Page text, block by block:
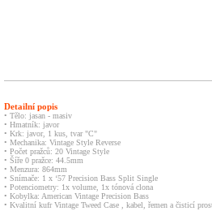
Detailní popis
• Tělo: jasan - masiv
• Hmatník: javor
• Krk: javor, 1 kus, tvar "C"
• Mechanika: Vintage Style Reverse
• Počet pražců: 20 Vintage Style
• Šíře 0 pražce: 44.5mm
• Menzura: 864mm
• Snímače: 1 x ‘57 Precision Bass Split Single
• Potenciometry: 1x volume, 1x tónová clona
• Kobylka: American Vintage Precision Bass
• Kvalitní kufr Vintage Tweed Case , kabel, řemen a čisticí